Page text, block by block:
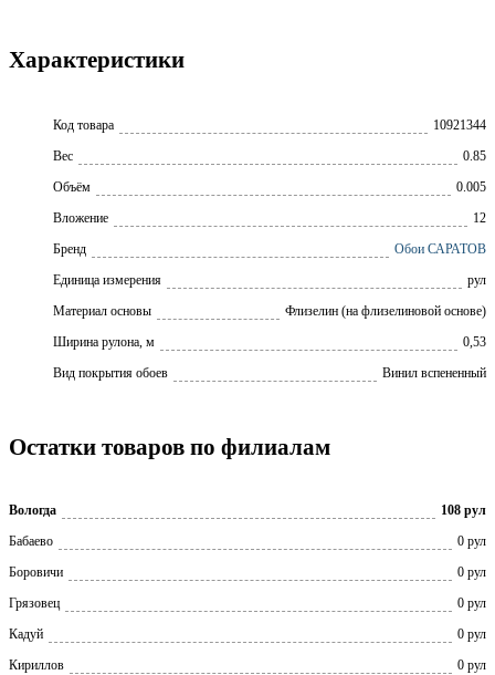
Характеристики
Код товара
10921344
Вес
0.85
Объём
0.005
Вложение
12
Бренд
Обои САРАТОВ
Единица измерения
рул
Материал основы
Флизелин (на флизелиновой основе)
Ширина рулона, м
0,53
Вид покрытия обоев
Винил вспененный
Остатки товаров по филиалам
Вологда
108 рул
Бабаево
0 рул
Боровичи
0 рул
Грязовец
0 рул
Кадуй
0 рул
Кириллов
0 рул